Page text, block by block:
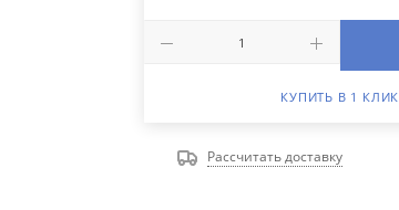
КУПИТЬ В 1 КЛИК
Рассчитать доставку